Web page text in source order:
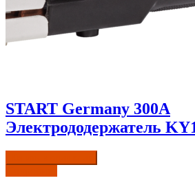
START Germany 300A
Электрододержатель